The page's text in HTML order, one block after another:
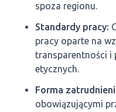
spoza regionu.
Standardy pracy:
pracy oparte na
transparentności i
etycznych.
Forma
obowiązującymi